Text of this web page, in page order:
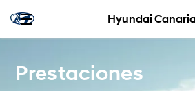
Hyundai
Prestaciones